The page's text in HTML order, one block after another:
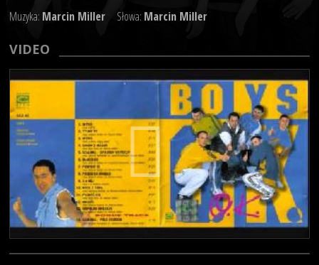
Muzyka: Marcin Miller Słowa: Marcin Miller
VIDEO